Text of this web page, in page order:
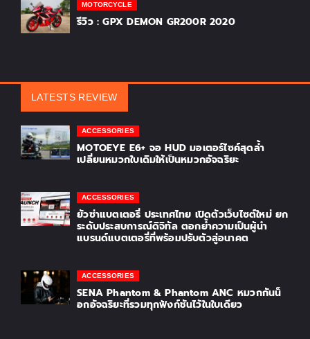
MOTORCYCLE
รีวิว : GPX DEMON GR200R 2020
LATESTS REVIEW
ACCESSORIES
MOTOEYE E6+ จอ HUD มอเตอร์ไซค์สุดล้ำ
เปลี่ยนหมวกใบเดิมให้เป็นหมวกอัจฉริยะ
ACCESSORIES
ยัวซ่าแบตเตอรี่ ประเทศไทย เปิดตัวเว็บไซต์ใหม่ ยก
ระดับประสบการณ์ดิจิทัล ตอกย้ำความเป็นผู้นำ
แบรนด์แบตเตอรี่ที่พร้อมปรับตัวสู่อนาคต
ACCESSORIES
SENA Phantom & Phantom ANC หมวกกันน็
อกอัจฉริยะที่รวมทุกฟังก์ชันไว้ในใบเดียว